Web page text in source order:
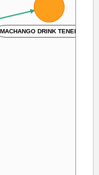
MACHANGO DRINK TENERIFE SL